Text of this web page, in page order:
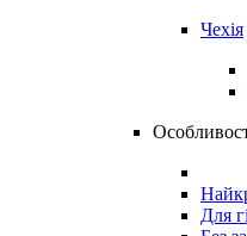
Чехія
Для